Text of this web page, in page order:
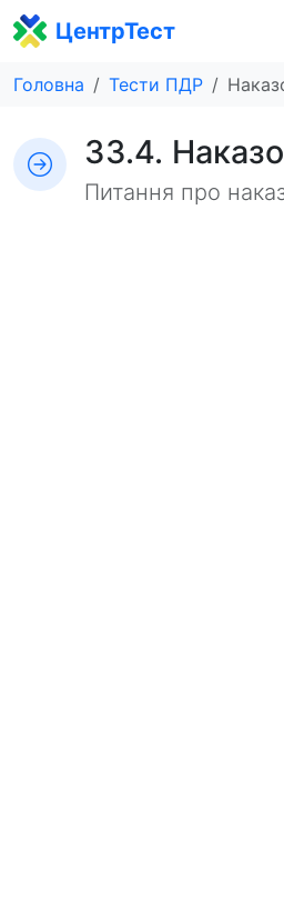
ЦентрТест
Головна Тести ПДР
33.4.
Питання про